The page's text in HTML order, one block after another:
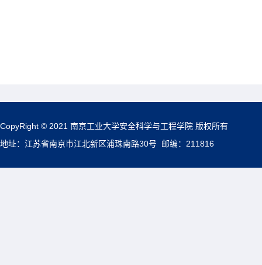
CopyRight © 2021 南京工业大学安全科学与工程学院 版权所有
地址：江苏省南京市江北新区浦珠南路30号 邮编：211816